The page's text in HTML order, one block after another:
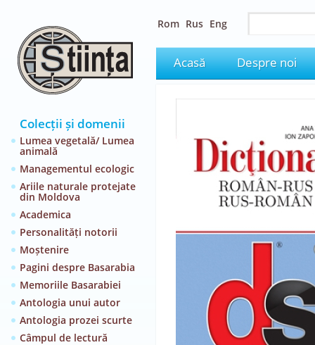
Colecții și domenii
Lumea vegetală/ Lumea
animală
Managementul ecologic
Ariile naturale protejate
din Moldova
Academica
Personalități notorii
Moștenire
Pagini despre Basarabia
Memoriile Basarabiei
Antologia unui autor
Antologia prozei scurte
Câmpul de lectură
Rom Rus Eng
Acasă Despre noi